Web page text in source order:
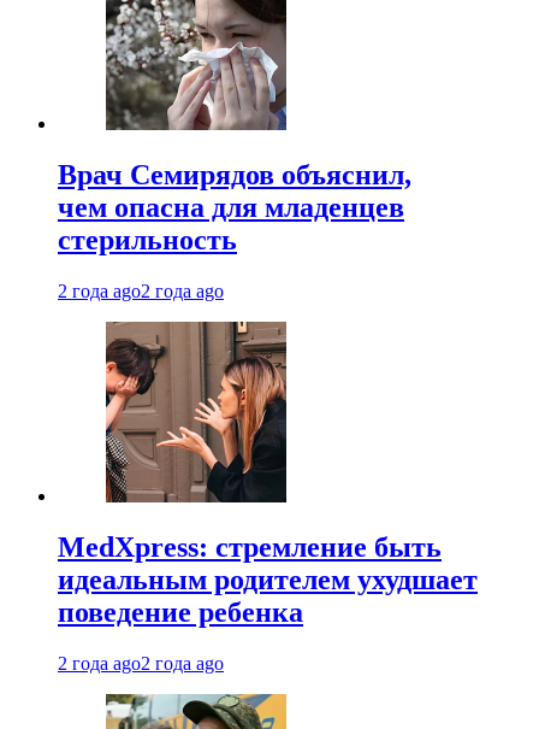
Врач Семирядов объяснил,
чем опасна для младенцев
стерильность
2 года ago2 года ago
MedXpress: стремление быть
идеальным родителем ухудшает
поведение ребенка
2 года ago2 года ago